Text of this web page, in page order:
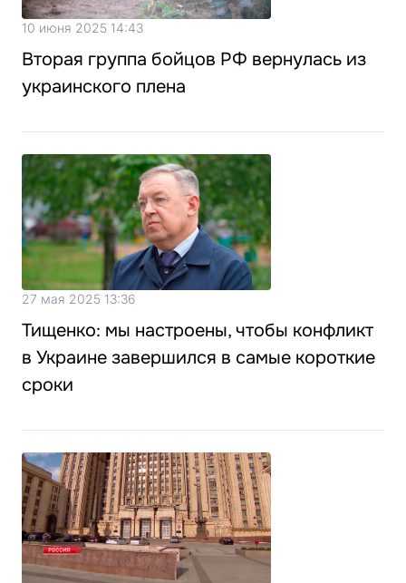
10 июня 2025 14:43
Вторая группа бойцов РФ вернулась из
украинского плена
27 мая 2025 13:36
Тищенко: мы настроены, чтобы конфликт
в Украине завершился в самые короткие
сроки